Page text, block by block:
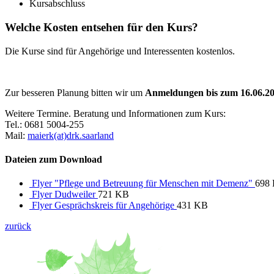
Kursabschluss
Welche Kosten entsehen für den Kurs?
Die Kurse sind für Angehörige und Interessenten kostenlos.
Zur besseren Planung bitten wir um Anmeldungen bis zum
Weitere Termine. Beratung und Informationen zum Kurs:
Tel.: 0681 5004-255
Mail: maierk(at)drk.saarland
Dateien zum Download
Flyer "Pflege und Betreuung für Menschen mit Demenz" 698
Flyer Dudweiler 721 KB
Flyer Gesprächskreis für Angehörige 431 KB
zurück